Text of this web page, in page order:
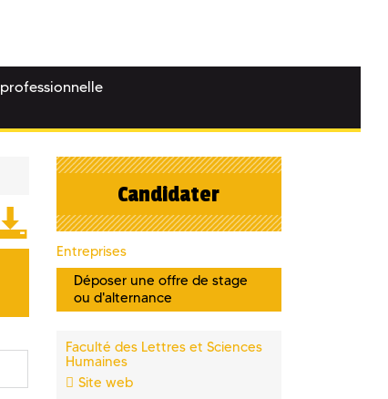
Candidater
Entreprises
Déposer une offre de stage
ou d'alternance
Faculté des Lettres et Sciences
Humaines
Site web